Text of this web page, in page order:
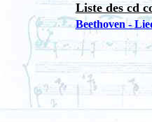
Liste des cd
Beethoven -